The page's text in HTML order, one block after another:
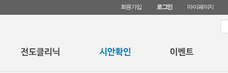
회원가입 로그인 마이페이지